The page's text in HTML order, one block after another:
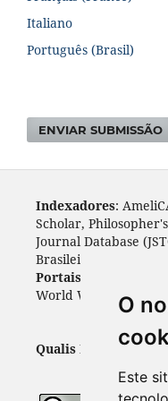
O
Este
Italiano
Português (Brasil)
ENVIAR SUBMISSÃO
Indexadores:
Scholar,
Journal Database
Brasileiro, DOAJ,
Portais
World Wide Science.
Qualis Periódicos -